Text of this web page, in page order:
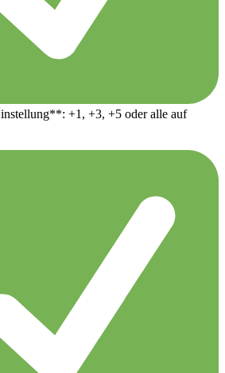
+1, +3, +5 oder alle auf